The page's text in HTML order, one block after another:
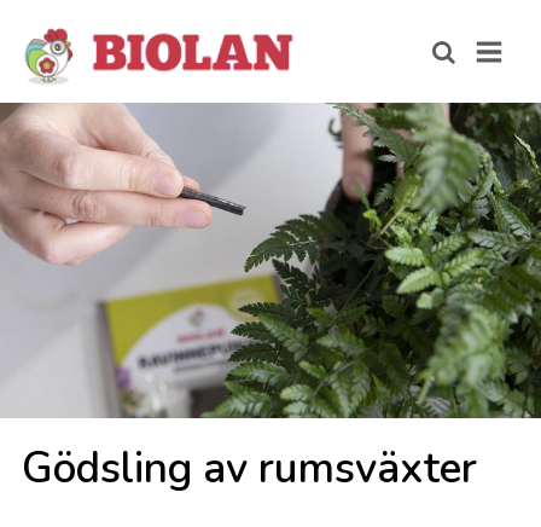
Göds­ling av rums­väx­ter